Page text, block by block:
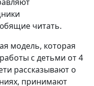
читать.
модель, которая
с детьми от 4
рассказывают о
принимают